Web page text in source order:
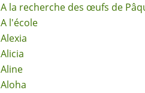
A la recherche des œufs de
A l'école
Alexia
Alicia
Aline
Aloha